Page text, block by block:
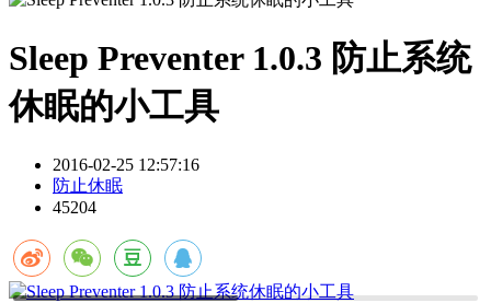
Sleep Preventer 1.0.3 防止系统
休眠的小工具
2016-02-25 12:57:16
防止休眠
45204